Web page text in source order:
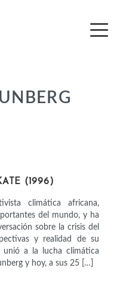
(1996)
climática africana,
del mundo, y ha
sobre la crisis del
y realidad de su
unió a la lucha climática
y hoy, a sus 25 […]